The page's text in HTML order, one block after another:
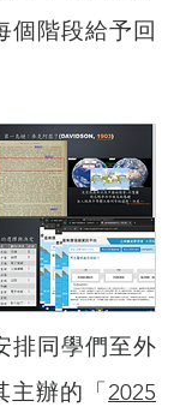
個階段給予回
排同學們至外
主辦的「2025